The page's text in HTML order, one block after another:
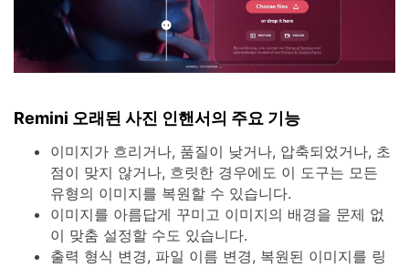
Remini 오래된 사진 인핸서의 주요 기능
이미지가 흐리거나, 품질이 낮거나, 압축되었거나, 초
점이 맞지 않거나, 흐릿한 경우에도 이 도구는 모든
유형의 이미지를 복원할 수 있습니다.
이미지를 아름답게 꾸미고 이미지의 배경을 문제 없
이 맞춤 설정할 수도 있습니다.
출력 형식 변경, 파일 이름 변경, 복원된 이미지를 링